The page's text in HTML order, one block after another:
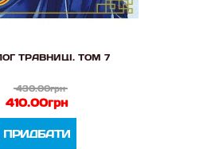
ТРАВНИЦІ. ТОМ 7
430.00грн
410.00грн
ПРИДБАТИ